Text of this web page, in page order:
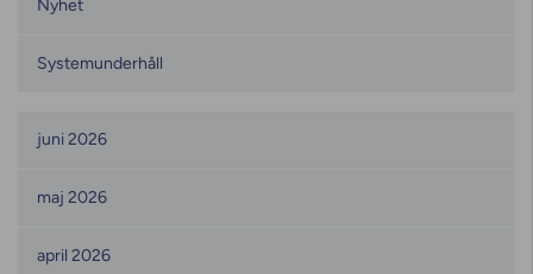
Nyhet
Systemunderhåll
juni 2026
maj 2026
april 2026